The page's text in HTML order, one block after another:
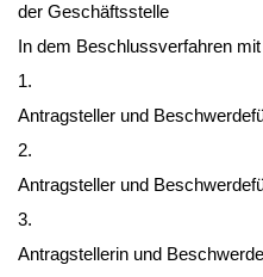
der Geschäfts­stel­le
In dem Be­schluss­ver­fah­ren
1.
An­trag­stel­ler und
2.
An­trag­stel­ler und
3.
An­trag­stel­le­rin und